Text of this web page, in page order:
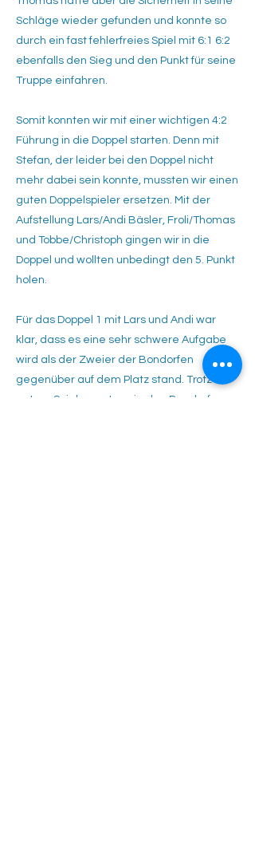
Schläge wieder gefunden und konnte so
durch ein fast fehlerfreies Spiel mit 6:1 6:2
ebenfalls den Sieg und den Punkt für seine
Truppe einfahren.
Somit konnten wir mit einer wichtigen 4:2
Führung in die Doppel starten. Denn mit
Stefan, der leider bei den Doppel nicht
mehr dabei sein konnte, mussten wir einen
guten Doppelspieler ersetzen. Mit der
Aufstellung Lars/Andi Bäsler, Froli/Thomas
und Tobbe/Christoph gingen wir in die
Doppel und wollten unbedingt den 5. Punkt
holen.
Für das Doppel 1 mit Lars und Andi war
klar, dass es eine sehr schwere Aufgabe
wird als der Zweier der Bondorfen
gegenüber auf dem Platz stand. Trotz
gutem Spiel mussten sie den Bondorfern